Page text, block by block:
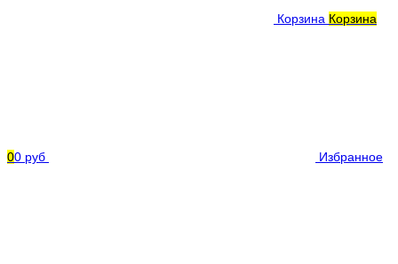
Корзина Корзина
00 руб Избранное